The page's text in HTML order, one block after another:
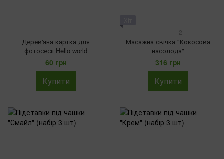
Дерев'яна картка для
фотосесії Hello world
60 грн
Купити
2
Масажна свічка "Кокосова
насолода"
316 грн
Купити